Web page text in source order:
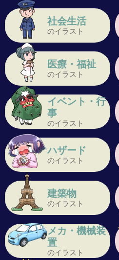
社会生活
のイラスト
医療・福祉
のイラスト
イベント・行
事
のイラスト
ハザード
のイラスト
建築物
のイラスト
メカ・機械装
置
のイラスト